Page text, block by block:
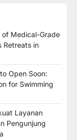
of Medical-Grade
Retreats in
Open Soon:
for Swimming
Layanan
Pengunjung